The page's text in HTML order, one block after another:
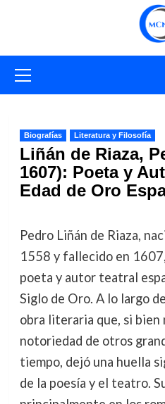
primario
Biografías Literatura y Filosofía
Liñán de Riaza,
1607): Poeta y
Edad de Oro
Pedro Liñán de Riaza,
1558 y fallecido en
poeta y autor teatral
Siglo de Oro. A lo largo
obra literaria que, si bien
notoriedad de otros
tiempo, dejó una huella
de la poesía y el teatro.